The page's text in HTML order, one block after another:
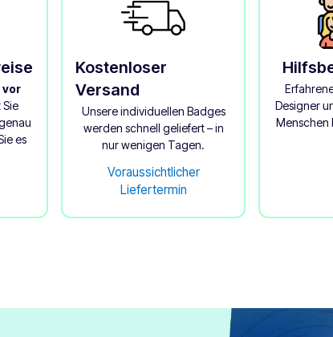
vor
Sie
es
Kostenloser
Versand
Unsere individuellen Badges
werden schnell geliefert – in
nur wenigen Tagen.
Voraussichtlicher
Liefertermin
Designer
Menschen